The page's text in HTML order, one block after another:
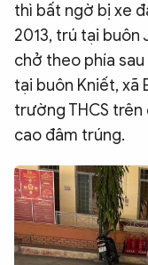
thì bất ngờ bị xe
2013, trú tại buôn
chở theo phía sau
tại buôn Kniết, xã
trường THCS
cao đâm trúng.